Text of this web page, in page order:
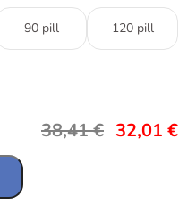
90 pill 120 pill
38,41€ 32,01 €